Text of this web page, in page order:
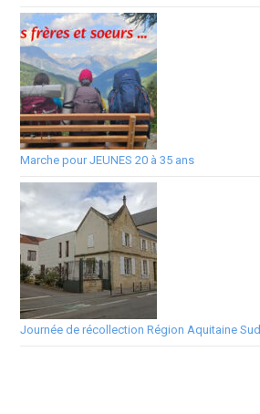
Marche pour JEUNES 20 à 35 ans
Journée de récollection Région Aquitaine Sud